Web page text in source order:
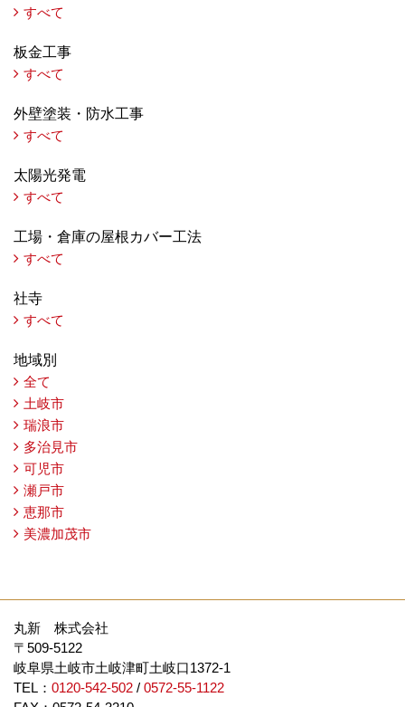
すべて
板金工事
すべて
外壁塗装・防水工事
すべて
太陽光発電
すべて
工場・倉庫の屋根カバー工法
すべて
社寺
すべて
地域別
全て
土岐市
瑞浪市
多治見市
可児市
瀬戸市
恵那市
美濃加茂市
丸新 株式会社
〒509-5122
岐阜県土岐市土岐津町土岐口1372-1
TEL： 0120-542-502 / 0572-55-1122